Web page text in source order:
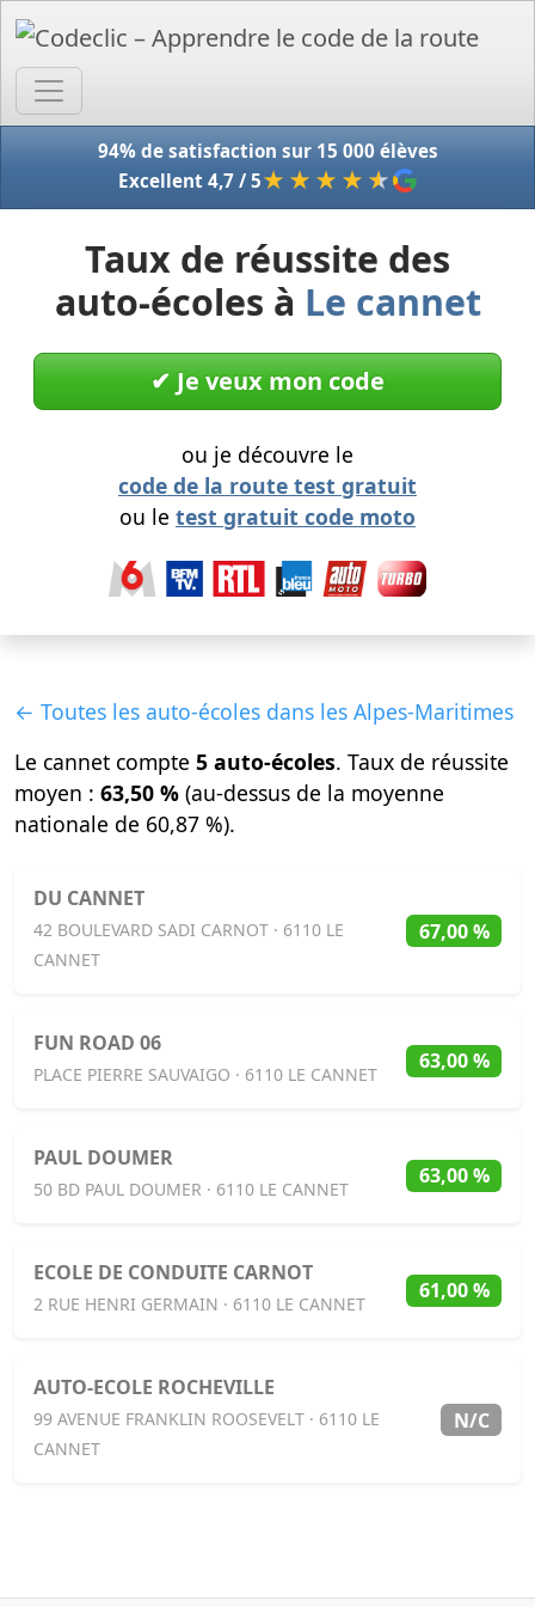
94% de satisfaction sur 15 000 élèves
Excellent 4,7 / 5★★★★ ★
Taux de réussite des
auto-écoles à Le cannet
✔︎ Je veux mon code
ou je découvre le
code de la route test gratuit
ou le test gratuit code moto
← Toutes les auto-écoles dans les Alpes-Maritimes
Le cannet compte 5 auto-écoles. Taux de réussite
moyen : 63,50 % (au-dessus de la moyenne
nationale de 60,87 %).
DU CANNET
42 BOULEVARD SADI CARNOT · 6110 LE
CANNET
67,00 %
FUN ROAD 06
PLACE PIERRE SAUVAIGO · 6110 LE CANNET
63,00 %
PAUL DOUMER
50 BD PAUL DOUMER · 6110 LE CANNET
63,00 %
ECOLE DE CONDUITE CARNOT
2 RUE HENRI GERMAIN · 6110 LE CANNET
61,00 %
AUTO-ECOLE ROCHEVILLE
99 AVENUE FRANKLIN ROOSEVELT · 6110 LE
CANNET
N/C